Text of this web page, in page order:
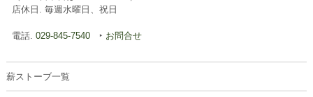
店休日. 毎週水曜日、祝日
電話. 029-845-7540‣ お問合せ
薪ストーブ一覧